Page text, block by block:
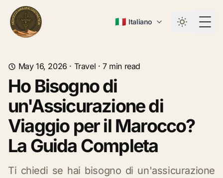
🇮🇹 Italiano
May 16, 2026 · Travel ·7min read
Ho Bisogno di
un'Assicurazione di
Viaggio per il Marocco?
La Guida Completa
Ti chiedi se hai bisogno di un'assicurazione